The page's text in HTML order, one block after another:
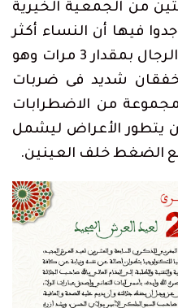
من الجمعية الخيرية
فيها أن النساء أكثر
عرضه بالصداع المزمن من الرجال بمقدار 3 مرات وهو
شديد فى ضربات
من الاضطرابات
يتطور الأعراض ليشمل
الضغط خلف العينين.